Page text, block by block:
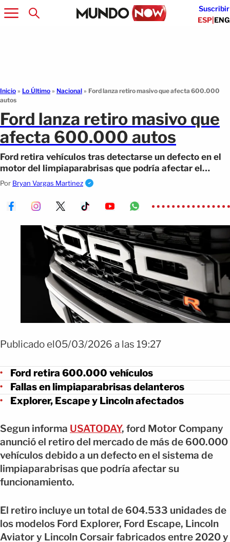
Suscribir
ESP|ENG
Inicio » Lo Último » Nacional » Ford lanza retiro masivo que afecta 600.000
autos
Ford lanza retiro masivo que
afecta 600.000 autos
Ford retira vehículos tras detectarse un defecto en el
motor del limpiaparabrisas que podría afectar el
funcionamiento y la seguridad
Por Bryan Vargas Martinez
Publicado el05/03/2026 a las 19:27
Ford retira 600.000 vehículos
Fallas en limpiaparabrisas delanteros
Explorer, Escape y Lincoln afectados
Segun informa USATODAY, ford Motor Company
anunció el retiro del mercado de más de 600.000
vehículos debido a un defecto en el sistema de
limpiaparabrisas que podría afectar su
funcionamiento.
El retiro incluye un total de 604.533 unidades de
los modelos Ford Explorer, Ford Escape, Lincoln
Aviator y Lincoln Corsair fabricados entre 2020 y